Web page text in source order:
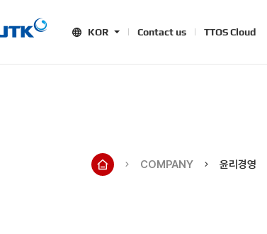
KOR Contact us TTOS Cloud
COMPANY 윤리경영